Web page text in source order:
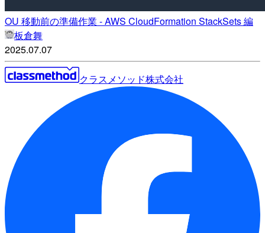
OU 移動前の準備作業 - AWS CloudFormation StackSets 編
板倉舞
2025.07.07
クラスメソッド株式会社